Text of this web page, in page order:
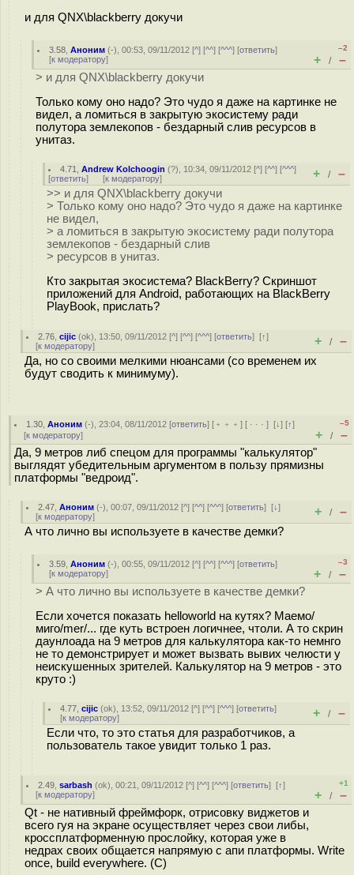
и для QNX\blackberry докучи
3.58 ,Аноним (-), 00:53, 09/11/2012 [^] [^^] [^^^] [ответить]
[к модератору]
–2
+ / –
> и для QNX\blackberry докучи
Только кому оно надо? Это чудо я даже на картинке не
видел, а ломиться в закрытую экосистему ради
полутора землекопов - бездарный слив ресурсов в
унитаз.
4.71 ,Andrew Kolchoogin (?), 10:34, 09/11/2012 [^] [^^] [^^^]
[ответить] [к модератору] + / –
>> и для QNX\blackberry докучи
> Только кому оно надо? Это чудо я даже на картинке
не видел,
> а ломиться в закрытую экосистему ради полутора
землекопов - бездарный слив
> ресурсов в унитаз.
Кто закрытая экосистема? BlackBerry? Скриншот
приложений для Android, работающих на BlackBerry
PlayBook, прислать?
2.76 ,cijic (ok), 13:50, 09/11/2012 [^] [^^] [^^^] [ответить][↑]
[к модератору] + / –
Да, но со своими мелкими нюансами (со временем их
будут сводить к минимуму).
1.30 ,Аноним (-), 23:04, 08/11/2012 [ответить] [ ﹢﹢﹢] [ · · ·][↓] [↑]
[к модератору]
–5
+ / –
Да, 9 метров либ спецом для программы "калькулятор"
выглядят убедительным аргументом в пользу прямизны
платформы "ведроид".
2.47 ,Аноним (-), 00:07, 09/11/2012 [^] [^^] [^^^] [ответить][↓]
[к модератору] + / –
А что лично вы используете в качестве демки?
3.59 ,Аноним (-), 00:55, 09/11/2012 [^] [^^] [^^^] [ответить]
[к модератору]
–3
+ / –
> А что лично вы используете в качестве демки?
Если хочется показать helloworld на кутях? Маемо/
миго/mer/... где куть встроен логичнее, чтоли. А то скрин
даунлоада на 9 метров для калькулятора как-то немнго
не то демонстрирует и может вызвать вывих челюсти у
неискушенных зрителей. Калькулятор на 9 метров - это
круто :)
4.77 ,cijic (ok), 13:52, 09/11/2012 [^] [^^] [^^^] [ответить]
[к модератору] + / –
Если что, то это статья для разработчиков, а
пользователь такое увидит только 1 раз.
2.49 ,sarbash (ok), 00:21, 09/11/2012 [^] [^^] [^^^] [ответить][↑]
[к модератору]
+1
+ / –
Qt - не нативный фреймфорк, отрисовку виджетов и
всего гуя на экране осуществляет через свои либы,
кроссплатформенную прослойку, которая уже в
недрах своих общается напрямую с апи платформы. Write
once, build everywhere. (C)